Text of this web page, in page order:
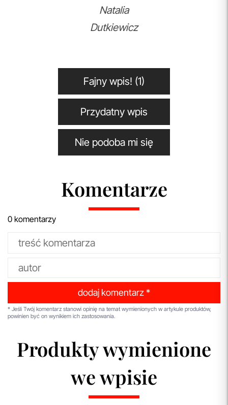
Natalia
Dutkiewicz
Fajny wpis! (1)
Przydatny wpis
Nie podoba mi się
Komentarze
0 komentarzy
dodaj komentarz *
* Jeśli Twój komentarz stanowi opinię na temat wymienionych w artykule produktów,
powinien być on wynikiem ich zastosowania.
Produkty wymienione
we wpisie